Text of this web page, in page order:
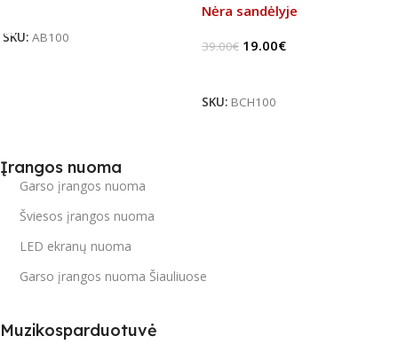
SKU: AB100
Nėra sandėlyje
39.00€ 19.00€
SKU: BCH100
Įrangos nuoma
Garso įrangos nuoma
Šviesos įrangos nuoma
LED ekranų nuoma
Garso įrangos nuoma Šiauliuose
Muzikosparduotuvė